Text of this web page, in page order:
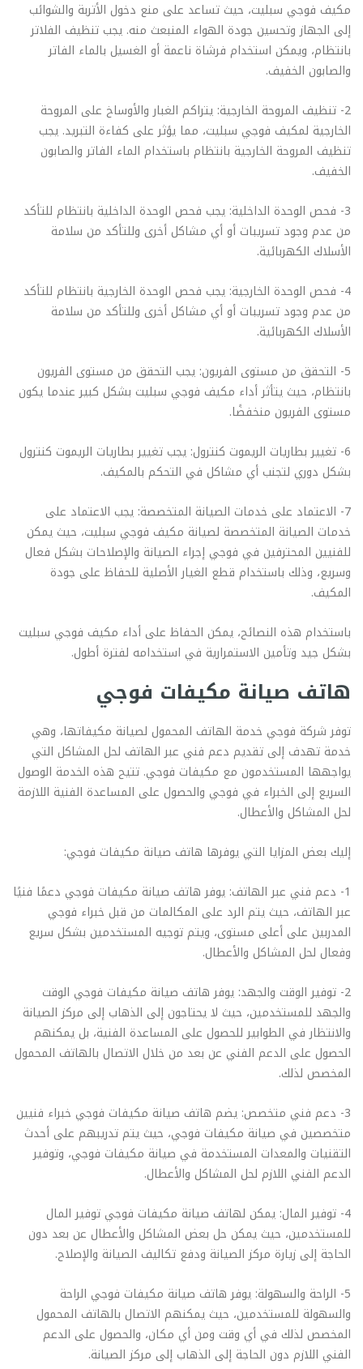
مكيف فوجي سبليت، حيث تساعد على منع دخول الأتربة والشوائب
إلى الجهاز وتحسين جودة الهواء المنبعث منه. يجب تنظيف الفلاتر
بانتظام، ويمكن استخدام فرشاة ناعمة أو الغسيل بالماء الفاتر
والصابون الخفيف.
2- تنظيف المروحة الخارجية: يتراكم الغبار والأوساخ على المروحة
الخارجية لمكيف فوجي سبليت، مما يؤثر على كفاءة التبريد. يجب
تنظيف المروحة الخارجية بانتظام باستخدام الماء الفاتر والصابون
الخفيف.
3- فحص الوحدة الداخلية: يجب فحص الوحدة الداخلية بانتظام للتأكد
من عدم وجود تسريبات أو أي مشاكل أخرى وللتأكد من سلامة
الأسلاك الكهربائية.
4- فحص الوحدة الخارجية: يجب فحص الوحدة الخارجية بانتظام للتأكد
من عدم وجود تسريبات أو أي مشاكل أخرى وللتأكد من سلامة
الأسلاك الكهربائية.
5- التحقق من مستوى الفريون: يجب التحقق من مستوى الفريون
بانتظام، حيث يتأثر أداء مكيف فوجي سبليت بشكل كبير عندما يكون
مستوى الفريون منخفضًا.
6- تغيير بطاريات الريموت كنترول: يجب تغيير بطاريات الريموت كنترول
بشكل دوري لتجنب أي مشاكل في التحكم بالمكيف.
7- الاعتماد على خدمات الصيانة المتخصصة: يجب الاعتماد على
خدمات الصيانة المتخصصة لصيانة مكيف فوجي سبليت، حيث يمكن
للفنيين المحترفين في فوجي إجراء الصيانة والإصلاحات بشكل فعال
وسريع، وذلك باستخدام قطع الغيار الأصلية للحفاظ على جودة
المكيف.
باستخدام هذه النصائح، يمكن الحفاظ على أداء مكيف فوجي سبليت
بشكل جيد وتأمين الاستمرارية في استخدامه لفترة أطول.
هاتف صيانة مكيفات فوجي
توفر شركة فوجي خدمة الهاتف المحمول لصيانة مكيفاتها، وهي
خدمة تهدف إلى تقديم دعم فني عبر الهاتف لحل المشاكل التي
يواجهها المستخدمون مع مكيفات فوجي. تتيح هذه الخدمة الوصول
السريع إلى الخبراء في فوجي والحصول على المساعدة الفنية اللازمة
لحل المشاكل والأعطال.
إليك بعض المزايا التي يوفرها هاتف صيانة مكيفات فوجي:
1- دعم فني عبر الهاتف: يوفر هاتف صيانة مكيفات فوجي دعمًا فنيًا
عبر الهاتف، حيث يتم الرد على المكالمات من قبل خبراء فوجي
المدربين على أعلى مستوى، ويتم توجيه المستخدمين بشكل سريع
وفعال لحل المشاكل والأعطال.
2- توفير الوقت والجهد: يوفر هاتف صيانة مكيفات فوجي الوقت
والجهد للمستخدمين، حيث لا يحتاجون إلى الذهاب إلى مركز الصيانة
والانتظار في الطوابير للحصول على المساعدة الفنية، بل يمكنهم
الحصول على الدعم الفني عن بعد من خلال الاتصال بالهاتف المحمول
المخصص لذلك.
3- دعم فني متخصص: يضم هاتف صيانة مكيفات فوجي خبراء فنيين
متخصصين في صيانة مكيفات فوجي، حيث يتم تدريبهم على أحدث
التقنيات والمعدات المستخدمة في صيانة مكيفات فوجي، وتوفير
الدعم الفني اللازم لحل المشاكل والأعطال.
4- توفير المال: يمكن لهاتف صيانة مكيفات فوجي توفير المال
للمستخدمين، حيث يمكن حل بعض المشاكل والأعطال عن بعد دون
الحاجة إلى زيارة مركز الصيانة ودفع تكاليف الصيانة والإصلاح.
5- الراحة والسهولة: يوفر هاتف صيانة مكيفات فوجي الراحة
والسهولة للمستخدمين، حيث يمكنهم الاتصال بالهاتف المحمول
المخصص لذلك في أي وقت ومن أي مكان، والحصول على الدعم
الفني اللازم دون الحاجة إلى الذهاب إلى مركز الصيانة.